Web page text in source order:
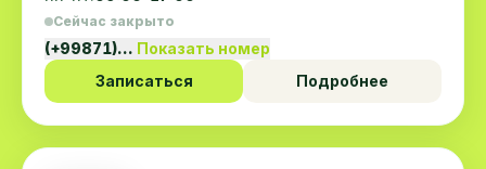
Сейчас закрыто
(+99871)… Показать номер
Записаться
Подробнее